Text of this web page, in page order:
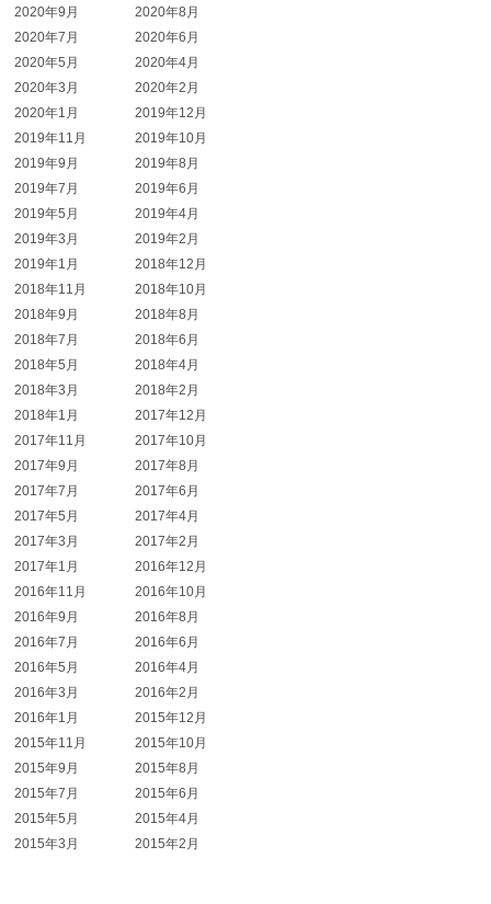
2020年9月
2020年8月
2020年7月
2020年6月
2020年5月
2020年4月
2020年3月
2020年2月
2020年1月
2019年12月
2019年11月
2019年10月
2019年9月
2019年8月
2019年7月
2019年6月
2019年5月
2019年4月
2019年3月
2019年2月
2019年1月
2018年12月
2018年11月
2018年10月
2018年9月
2018年8月
2018年7月
2018年6月
2018年5月
2018年4月
2018年3月
2018年2月
2018年1月
2017年12月
2017年11月
2017年10月
2017年9月
2017年8月
2017年7月
2017年6月
2017年5月
2017年4月
2017年3月
2017年2月
2017年1月
2016年12月
2016年11月
2016年10月
2016年9月
2016年8月
2016年7月
2016年6月
2016年5月
2016年4月
2016年3月
2016年2月
2016年1月
2015年12月
2015年11月
2015年10月
2015年9月
2015年8月
2015年7月
2015年6月
2015年5月
2015年4月
2015年3月
2015年2月